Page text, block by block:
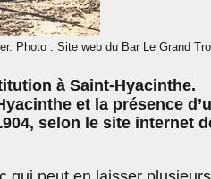
Photo : Site web du Bar Le Grand
à Saint-Hyacinthe.
et la présence
selon le site internet